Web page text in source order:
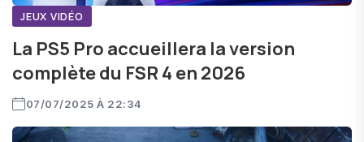
JEUX VIDÉO
La PS5 Pro accueillera la version
complète du FSR 4 en 2026
07/07/2025 À 22:34